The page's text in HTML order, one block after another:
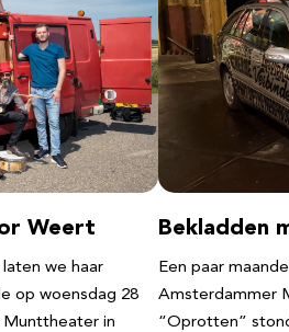
Weert
we haar
op woensdag 28
Munttheater in
Bekladden
Een paar
Amsterdammer
“Oprotten”